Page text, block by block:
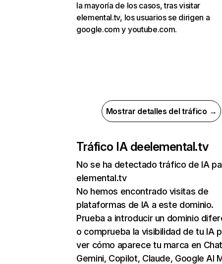
la mayoría de los casos, tras visitar
elemental.tv, los usuarios se dirigen a
google.com y youtube.com.
Mostrar detalles del tráfico →
Tráfico IA deelemental.tv
No se ha detectado tráfico de IA
elemental.tv
No hemos encontrado visitas de
plataformas de IA a este dominio.
Prueba a introducir un dominio
o comprueba la visibilidad de tu IA
ver cómo aparece tu marca en
Gemini, Copilot, Claude, Google AI